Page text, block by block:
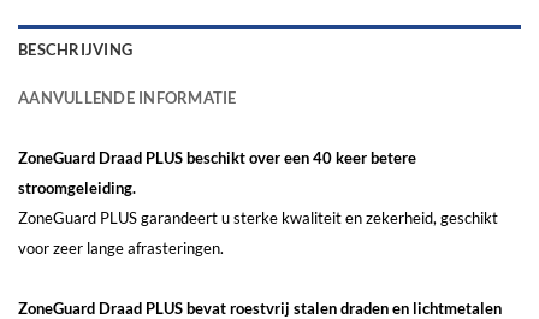
BESCHRIJVING
AANVULLENDE INFORMATIE
ZoneGuard Draad PLUS beschikt over een 40 keer betere
stroomgeleiding.
ZoneGuard PLUS garandeert u sterke kwaliteit en zekerheid, geschikt
voor zeer lange afrasteringen.
ZoneGuard Draad PLUS bevat roestvrij stalen draden en lichtmetalen